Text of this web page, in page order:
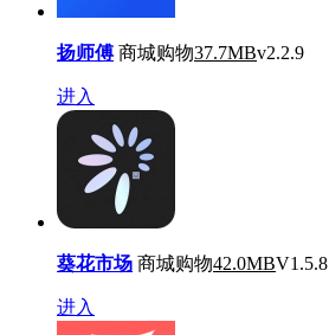
扬师傅 商城购物37.7MBv2.2.9
进入
葵花市场 商城购物42.0MBV1.5.8
进入